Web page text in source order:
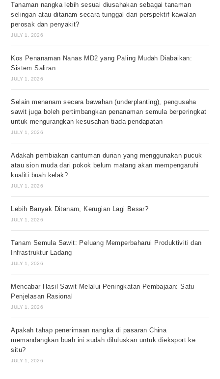
Tanaman nangka lebih sesuai diusahakan sebagai tanaman
selingan atau ditanam secara tunggal dari perspektif kawalan
perosak dan penyakit?
JULY 1, 2026
Kos Penanaman Nanas MD2 yang Paling Mudah Diabaikan:
Sistem Saliran
JULY 1, 2026
Selain menanam secara bawahan (underplanting), pengusaha
sawit juga boleh pertimbangkan penanaman semula berperingkat
untuk mengurangkan kesusahan tiada pendapatan
JULY 1, 2026
Adakah pembiakan cantuman durian yang menggunakan pucuk
atau sion muda dari pokok belum matang akan mempengaruhi
kualiti buah kelak?
JULY 1, 2026
Lebih Banyak Ditanam, Kerugian Lagi Besar?
JULY 1, 2026
Tanam Semula Sawit: Peluang Memperbaharui Produktiviti dan
Infrastruktur Ladang
JULY 1, 2026
Mencabar Hasil Sawit Melalui Peningkatan Pembajaan: Satu
Penjelasan Rasional
JULY 1, 2026
Apakah tahap penerimaan nangka di pasaran China
memandangkan buah ini sudah diluluskan untuk dieksport ke
situ?
JULY 1, 2026